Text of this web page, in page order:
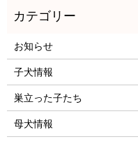
お知らせ
子犬情報
巣立った子たち
母犬情報